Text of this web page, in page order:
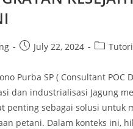
July 22, 2024
Purba SP ( Consultant POC
dan industrialisasi Jagung
penting sebagai solusi untuk
petani. Dalam konteks ini,